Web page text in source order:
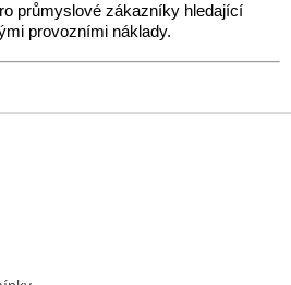
průmyslové zákazníky hledající
provozními náklady.